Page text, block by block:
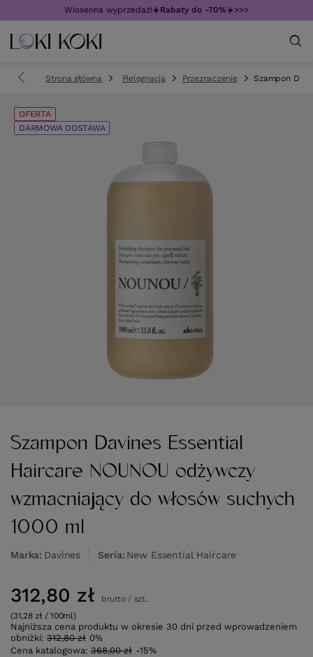
Wiosenna wyprzedaż!☀️Rabaty do -70%☀️>>>
Strona główna Pielęgnacja Przeznaczenie Szampon
OFERTA
DARMOWA DOSTAWA
Szampon Davines Essential
Haircare NOUNOU odżywczy
wzmacniający do włosów suchych
1000 ml
Marka Davines Seria New Essential Haircare
312,80 zł brutto/ szt.
(31,28 zł / 100ml)
Najniższa cena produktu w okresie 30 dni przed wprowadzeniem
obniżki: 312,80 zł 0%
Cena katalogowa: 368,00 zł -15%